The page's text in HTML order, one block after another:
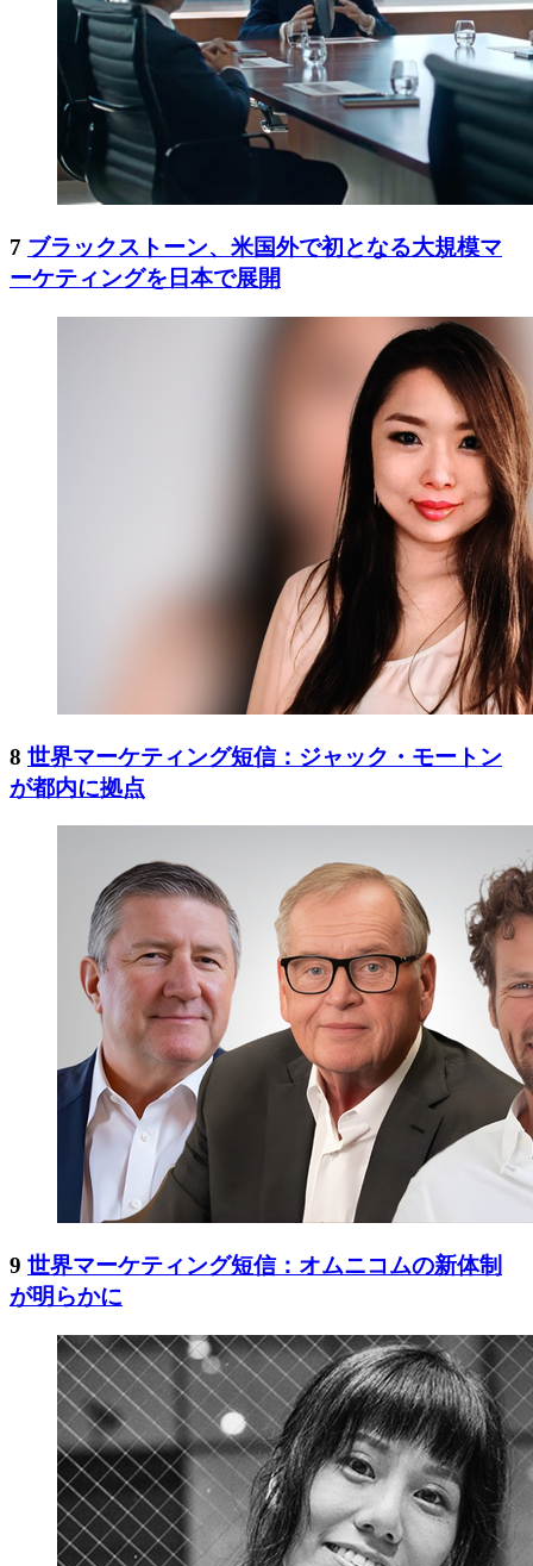
7 ブラックストーン、米国外で初となる大規模マ
ーケティングを日本で展開
8 世界マーケティング短信：ジャック・モートン
が都内に拠点
9 世界マーケティング短信：オムニコムの新体制
が明らかに